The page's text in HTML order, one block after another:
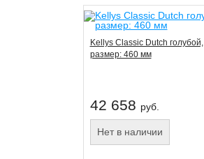
Kellys Classic Dutch голубой,
размер: 460 мм
42 658 руб.
Нет в наличии